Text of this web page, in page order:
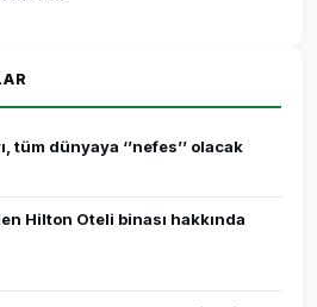
tüm dünyaya ‘’nefes’’ olacak
Hilton Oteli binası hakkında